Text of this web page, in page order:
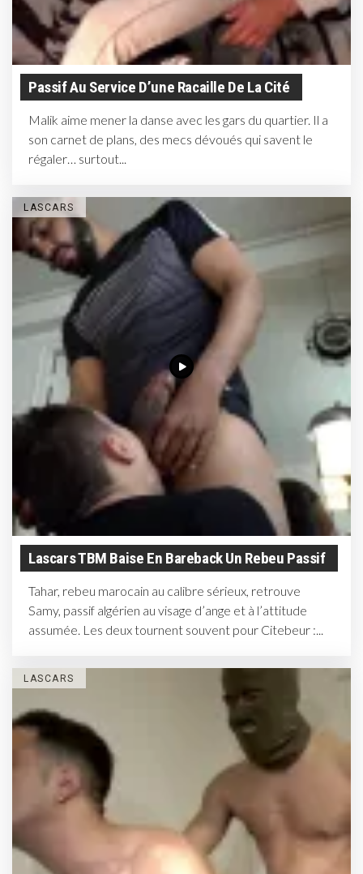
Passif Au Service D’une Racaille De La Cité
Malik aime mener la danse avec les gars du quartier. Il a
son carnet de plans, des mecs dévoués qui savent le
régaler… surtout...
LASCARS
Lascars TBM Baise En Bareback Un Rebeu Passif
Tahar, rebeu marocain au calibre sérieux, retrouve
Samy, passif algérien au visage d’ange et à l’attitude
assumée. Les deux tournent souvent pour Citebeur :...
LASCARS